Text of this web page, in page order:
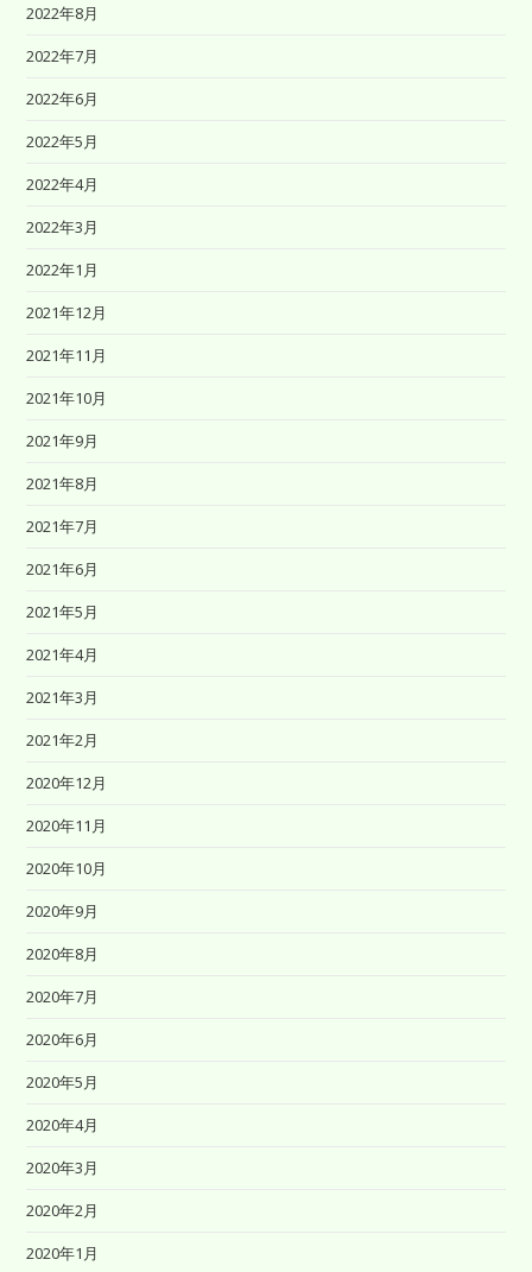
2022年8月
2022年7月
2022年6月
2022年5月
2022年4月
2022年3月
2022年1月
2021年12月
2021年11月
2021年10月
2021年9月
2021年8月
2021年7月
2021年6月
2021年5月
2021年4月
2021年3月
2021年2月
2020年12月
2020年11月
2020年10月
2020年9月
2020年8月
2020年7月
2020年6月
2020年5月
2020年4月
2020年3月
2020年2月
2020年1月